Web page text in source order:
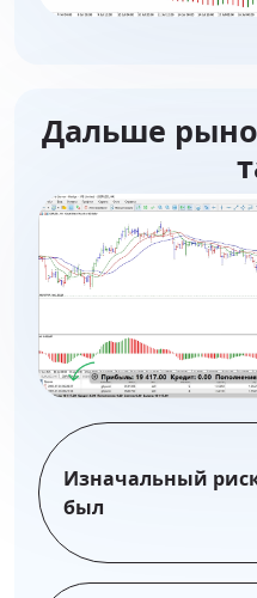
Дальше
Изначальный
был